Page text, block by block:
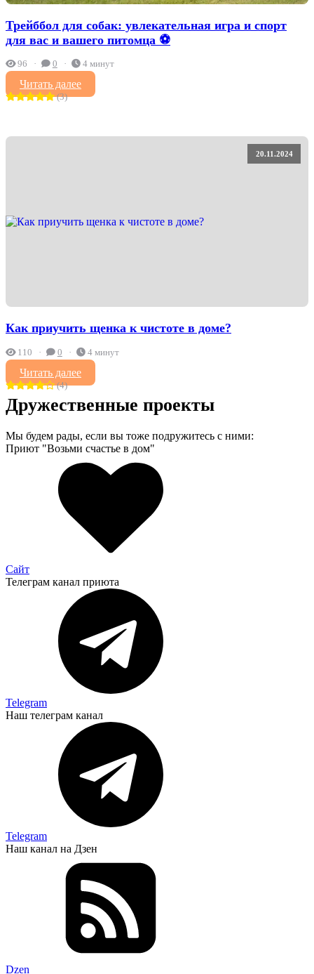
Трейббол для собак: увлекательная игра и спорт
для вас и вашего питомца ⚽
96 0 4 минут
Читать далее
(3)
20.11.2024
Как приучить щенка к чистоте в доме?
110 0 4 минут
Читать далее
(4)
Дружественные проекты
Мы будем рады, если вы тоже подружитесь с ними:
Приют "Возьми счастье в дом"
Сайт
Телеграм канал приюта
Telegram
Наш телеграм канал
Telegram
Наш канал на Дзен
Dzen